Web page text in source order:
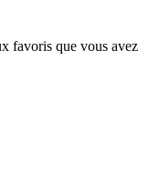
favoris que vous avez